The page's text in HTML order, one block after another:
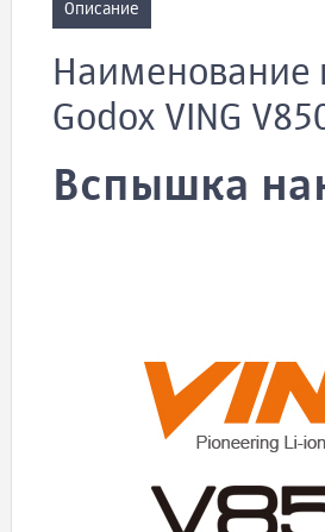
Описание
Наименование
Godox VING
Вспышка